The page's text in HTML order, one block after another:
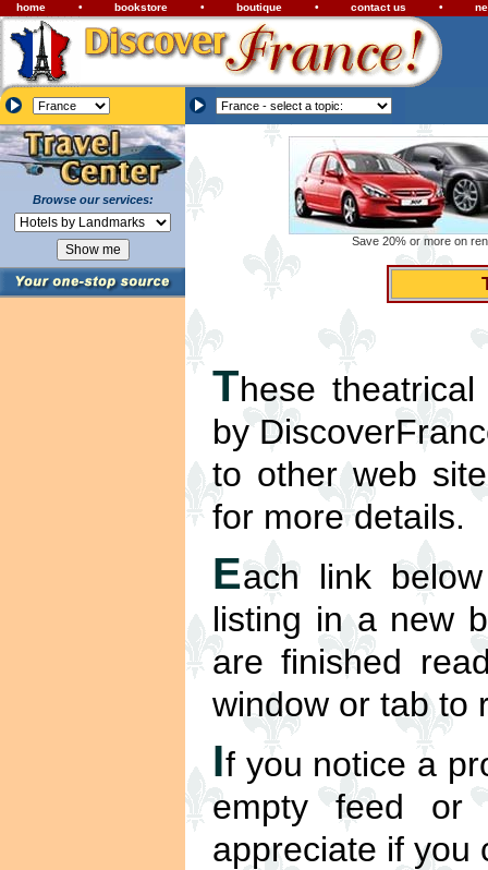
home • bookstore • boutique • contact us •
Browse our services:
Save 20% or more on
These
by
to other web
for more details.
Each link
listing in a new
are finished
window or tab to
If you notice a
empty feed or
appreciate if you